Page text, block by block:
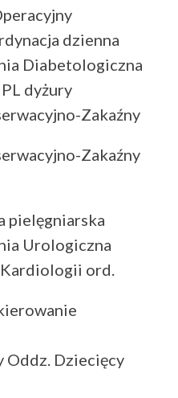
dzienna
Diabetologiczna
dyżury
Zakaźny
Zakaźny
pielęgniarska
Urologiczna
ord.
Oddz. Dziecięcy